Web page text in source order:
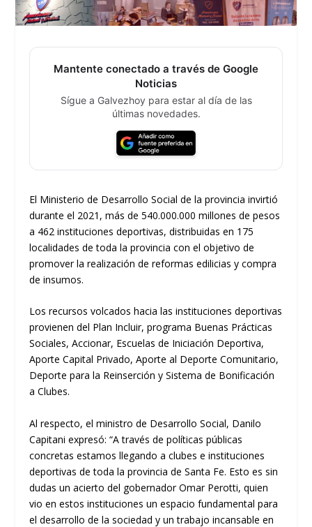
Mantente conectado a través de Google
Noticias
Sígue a Galvezhoy para estar al día de las
últimas novedades.
El Ministerio de Desarrollo Social de la provincia invirtió
durante el 2021, más de 540.000.000 millones de pesos
a 462 instituciones deportivas, distribuidas en 175
localidades de toda la provincia con el objetivo de
promover la realización de reformas edilicias y compra
de insumos.
Los recursos volcados hacia las instituciones deportivas
provienen del Plan Incluir, programa Buenas Prácticas
Sociales, Accionar, Escuelas de Iniciación Deportiva,
Aporte Capital Privado, Aporte al Deporte Comunitario,
Deporte para la Reinserción y Sistema de Bonificación
a Clubes.
Al respecto, el ministro de Desarrollo Social, Danilo
Capitani expresó: “A través de políticas públicas
concretas estamos llegando a clubes e instituciones
deportivas de toda la provincia de Santa Fe. Esto es sin
dudas un acierto del gobernador Omar Perotti, quien
vio en estos instituciones un espacio fundamental para
el desarrollo de la sociedad y un trabajo incansable en